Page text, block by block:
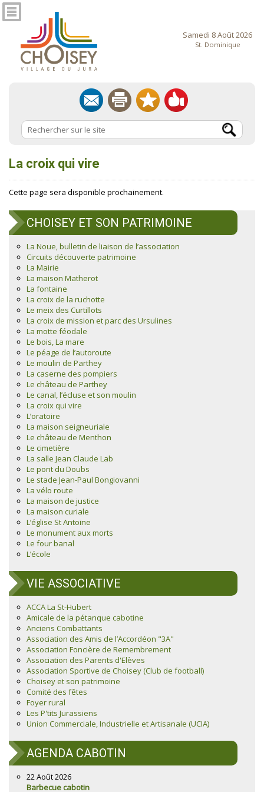
Samedi 8 Août 2026
St. Dominique
La croix qui vire
Cette page sera disponible prochainement.
CHOISEY ET SON PATRIMOINE
La Noue, bulletin de liaison de l’association
Circuits découverte patrimoine
La Mairie
La maison Matherot
La fontaine
La croix de la ruchotte
Le meix des Curtillots
La croix de mission et parc des Ursulines
La motte féodale
Le bois, La mare
Le péage de l’autoroute
Le moulin de Parthey
La caserne des pompiers
Le château de Parthey
Le canal, l’écluse et son moulin
La croix qui vire
L’oratoire
La maison seigneuriale
Le château de Menthon
Le cimetière
La salle Jean Claude Lab
Le pont du Doubs
Le stade Jean-Paul Bongiovanni
La vélo route
La maison de justice
La maison curiale
L’église St Antoine
Le monument aux morts
Le four banal
L’école
VIE ASSOCIATIVE
ACCA La St-Hubert
Amicale de la pétanque cabotine
Anciens Combattants
Association des Amis de l’Accordéon "3A"
Association Foncière de Remembrement
Association des Parents d'Elèves
Association Sportive de Choisey (Club de football)
Choisey et son patrimoine
Comité des fêtes
Foyer rural
Les P'tits Jurassiens
Union Commerciale, Industrielle et Artisanale (UCIA)
AGENDA CABOTIN
22 Août 2026
Barbecue cabotin